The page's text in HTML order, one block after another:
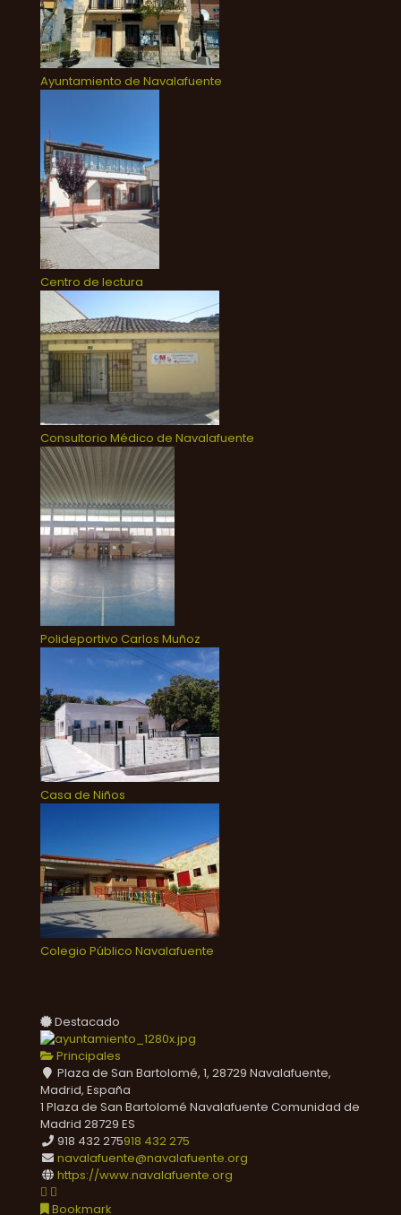
Ayuntamiento de Navalafuente
Centro de lectura
Consultorio Médico de Navalafuente
Polideportivo Carlos Muñoz
Casa de Niños
Colegio Público Navalafuente
Destacado
Principales
Plaza de San Bartolomé, 1, 28729 Navalafuente,
Madrid, España
1 Plaza de San Bartolomé Navalafuente Comunidad de
Madrid 28729 ES
918 432 275918 432 275
navalafuente@navalafuente.org
https://www.navalafuente.org
Bookmark